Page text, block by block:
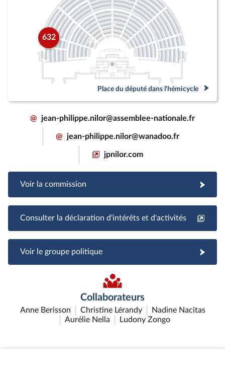
632
Place du député dans l'hémicycle
@ jean-philippe.nilor@assemblee-nationale.fr
@ jean-philippe.nilor@wanadoo.fr
jpnilor.com
Voir la commission
Consulter la déclaration d'intérêts et d'activités
Voir le groupe politique
Collaborateurs
Anne Berisson Christine Lérandy
Nadine Nacitas
Aurélie Nella
Ludony Zongo